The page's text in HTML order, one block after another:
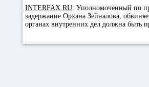
INTERFAX.RU: Уполномоченный по
задержание Орхана Зейналова,
органах внутренних дел должна быть